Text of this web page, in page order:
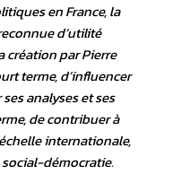
en France, la
d’utilité
création par Pierre
terme, d’influencer
analyses et ses
de contribuer à
internationale,
démocratie.